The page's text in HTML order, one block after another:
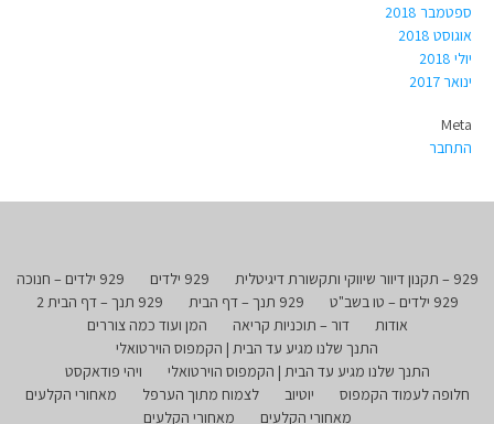
ספטמבר 2018
אוגוסט 2018
יולי 2018
ינואר 2017
Meta
התחבר
929 – תקנון דיוור שיווקי ותקשורת דיגיטלית 929 ילדים
929 ילדים – חנוכה
929 ילדים – טו בשב"ט
929 תנך – דף הבית
929 תנך – דף הבית 2
אודות
דור – תוכניות קריאה
המן ועוד כמה צוררים
התנך שלנו מגיע עד הבית | הקמפוס הוירטואלי
התנך שלנו מגיע עד הבית | הקמפוס הוירטואלי
ויהי פודאקסט
חלופה לעמוד הקמפוס
יוטיוב לצמוח מתוך הערפל
מאחורי הקלעים
מאחורי הקלעים
מאחורי הקלעים